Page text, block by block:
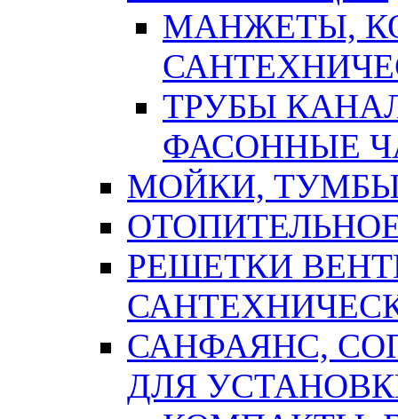
МАНЖЕТЫ,
ТРУБЫ
ФАСОННЫЕ
МОЙКИ,
РЕШЕТКИ
САНФАЯНС,
ДЛЯ